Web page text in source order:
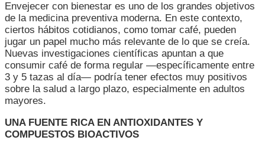
INESPERADA
PARA
ENVEJECER
CON
SALUD
Y
VITALIDAD
Envejecer con bienestar es uno de los grandes objetivos
de la medicina preventiva moderna. En este contexto,
ciertos hábitos cotidianos, como tomar café, pueden
jugar un papel mucho más relevante de lo que se creía.
Nuevas investigaciones científicas apuntan a que
consumir café de forma regular —específicamente entre
3 y 5 tazas al día— podría tener efectos muy positivos
sobre la salud a largo plazo, especialmente en adultos
mayores.
UNA FUENTE RICA EN ANTIOXIDANTES Y
COMPUESTOS BIOACTIVOS